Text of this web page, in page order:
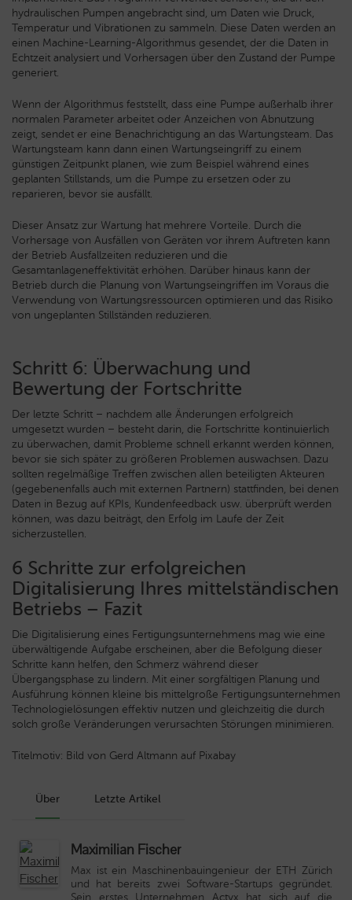
hydraulischen Pumpen angebracht sind, um Daten wie Druck,
Temperatur und Vibrationen zu sammeln. Diese Daten werden an
einen Machine-Learning-Algorithmus gesendet, der die Daten in
Echtzeit analysiert und Vorhersagen über den Zustand der Pumpe
generiert.
Wenn der Algorithmus feststellt, dass eine Pumpe außerhalb ihrer
normalen Parameter arbeitet oder Anzeichen von Abnutzung
zeigt, sendet er eine Benachrichtigung an das Wartungsteam. Das
Wartungsteam kann dann einen Wartungseingriff zu einem
günstigen Zeitpunkt planen, wie zum Beispiel während eines
geplanten Stillstands, um die Pumpe zu ersetzen oder zu
reparieren, bevor sie ausfällt.
Dieser Ansatz zur Wartung hat mehrere Vorteile. Durch die
Vorhersage von Ausfällen von Geräten vor ihrem Auftreten kann
der Betrieb Ausfallzeiten reduzieren und die
Gesamtanlageneffektivität erhöhen. Darüber hinaus kann der
Betrieb durch die Planung von Wartungseingriffen im Voraus die
Verwendung von Wartungsressourcen optimieren und das Risiko
von ungeplanten Stillständen reduzieren.
Schritt 6: Überwachung und
Bewertung der Fortschritte
Der letzte Schritt – nachdem alle Änderungen erfolgreich
umgesetzt wurden – besteht darin, die Fortschritte kontinuierlich
zu überwachen, damit Probleme schnell erkannt werden können,
bevor sie sich später zu größeren Problemen auswachsen. Dazu
sollten regelmäßige Treffen zwischen allen beteiligten Akteuren
(gegebenenfalls auch mit externen Partnern) stattfinden, bei denen
Daten in Bezug auf KPIs, Kundenfeedback usw. überprüft werden
können, was dazu beiträgt, den Erfolg im Laufe der Zeit
sicherzustellen.
6 Schritte zur erfolgreichen
Digitalisierung Ihres mittelständischen
Betriebs – Fazit
Die Digitalisierung eines Fertigungsunternehmens mag wie eine
überwältigende Aufgabe erscheinen, aber die Befolgung dieser
Schritte kann helfen, den Schmerz während dieser
Übergangsphase zu lindern. Mit einer sorgfältigen Planung und
Ausführung können kleine bis mittelgroße Fertigungsunternehmen
Technologielösungen effektiv nutzen und gleichzeitig die durch
solch große Veränderungen verursachten Störungen minimieren.
Titelmotiv: Bild von Gerd Altmann auf Pixabay
Über Letzte Artikel
Maximilian Fischer
Max ist ein Maschinenbauingenieur der ETH Zürich
und hat bereits zwei Software-Startups gegründet.
Sein erstes Unternehmen Actyx hat sich auf die